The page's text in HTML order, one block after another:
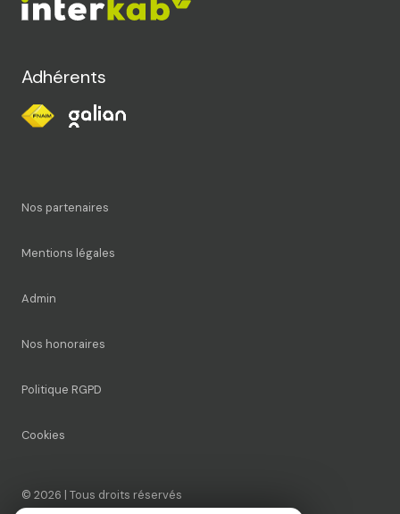
Adhérents
Nos partenaires
Mentions légales
Admin
Nos honoraires
Politique RGPD
Cookies
© 2026 | Tous droits réservés